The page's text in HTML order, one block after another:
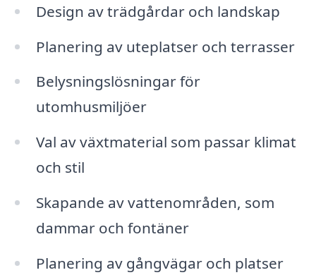
Design av trädgårdar och landskap
Planering av uteplatser och terrasser
Belysningslösningar för
utomhusmiljöer
Val av växtmaterial som passar klimat
och stil
Skapande av vattenområden, som
dammar och fontäner
Planering av gångvägar och platser